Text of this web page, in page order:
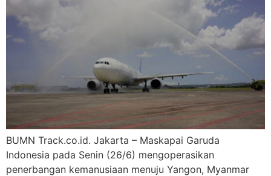
BUMN Track.co.id. Jakarta – Maskapai Garuda
Indonesia pada Senin (26/6) mengoperasikan
penerbangan kemanusiaan menuju Yangon, Myanmar